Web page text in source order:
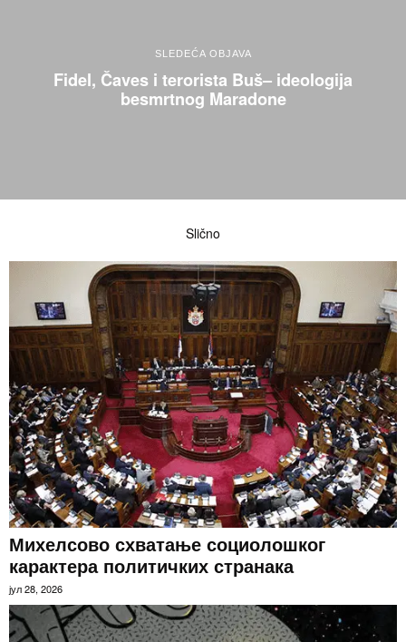
SLEDEĆA OBJAVA
Fidel, Čaves i terorista Buš– ideologija
besmrtnog Maradone
Slično
Михелсово схватање социолошког
карактера политичких странака
јул 28, 2026